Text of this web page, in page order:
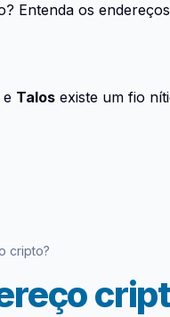
Entenda os
e Talos existe um fio
cripto?